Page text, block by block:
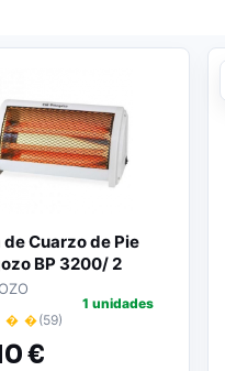
de Cuarzo de Pie
BP 3200/ 2
de potencia/
� �(59)
€
1 unidades